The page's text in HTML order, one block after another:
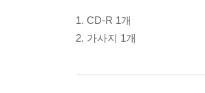
1. CD-R 1개
2. 가사지 1개